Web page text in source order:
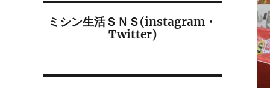
ミシン生活ＳＮＳ(instagram・
Twitter)